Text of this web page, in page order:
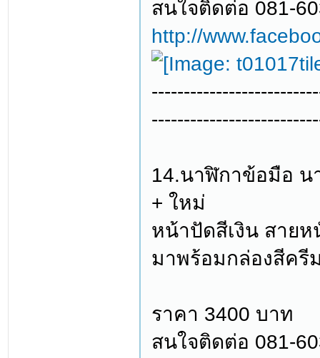
สนใจติดต่อ 081-
http://
14.นาฬิกาข้อมือ น
+ ใหม่
หน้าปัดสีเงิน สาย
มาพร้อมกล่องสีครี
ราคา 3400 บาท
สนใจติดต่อ 081-